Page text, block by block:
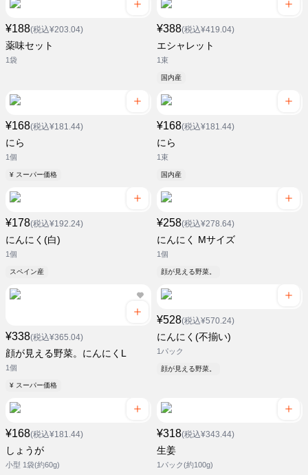
¥188(税込¥203.04)
薬味セット
1袋
¥388(税込¥419.04)
エシャレット
1束
国内産
¥168(税込¥181.44)
にら
1個
¥ スーパー価格
¥168(税込¥181.44)
にら
1束
国内産
¥178(税込¥192.24)
にんにく(白)
1個
スペイン産
¥258(税込¥278.64)
にんにく Mサイズ
1個
顔が見える野菜。
¥338(税込¥365.04)
顔が見える野菜。にんにくL
1個
¥ スーパー価格
¥528(税込¥570.24)
にんにく(不揃い)
1パック
顔が見える野菜。
¥168(税込¥181.44)
しょうが
小型 1袋(約60g)
¥318(税込¥343.44)
生姜
1パック(約100g)